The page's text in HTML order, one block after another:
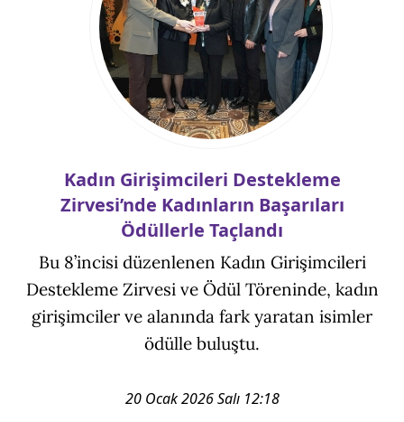
Kadın Girişimcileri Destekleme
Zirvesi’nde Kadınların Başarıları
Ödüllerle Taçlandı
Bu 8’incisi düzenlenen Kadın Girişimcileri
Destekleme Zirvesi ve Ödül Töreninde, kadın
girişimciler ve alanında fark yaratan isimler
ödülle buluştu.
20 Ocak 2026 Salı 12:18